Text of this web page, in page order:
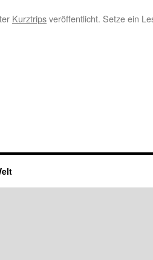
Kurztripsveröffentlicht. Setze ein